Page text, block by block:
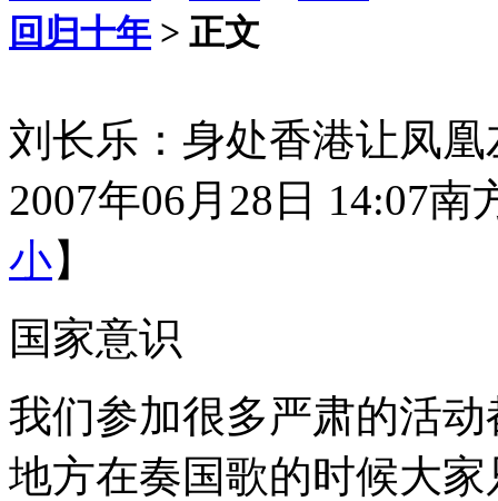
回归十年 > 正文
刘长乐：身处香港让凤
2007年06月28日 14:07南
小】
国家意识
我们参加很多严肃的活
地方在奏国歌的时候大